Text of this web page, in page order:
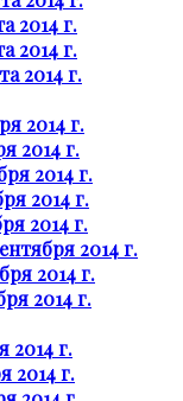
2014 г.
2014 г.
2014 г.
2014 г.
2014 г.
2014 г.
2014 г.
2014 г.
2014 г.
2014 г.
2014 г.
2014 г.
2014 г.